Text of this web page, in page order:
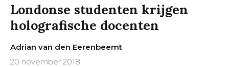
Londonse studenten krijgen
holografische docenten
Adrian van den Eerenbeemt
20 november 2018